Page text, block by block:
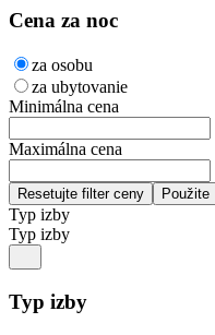
Cena za noc
za osobu
za ubytovanie
Minimálna cena
Maximálna cena
Typ izby
Typ izby
Typ izby